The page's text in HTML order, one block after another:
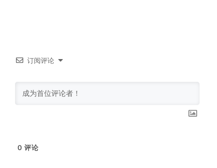
订阅评论
0 评论